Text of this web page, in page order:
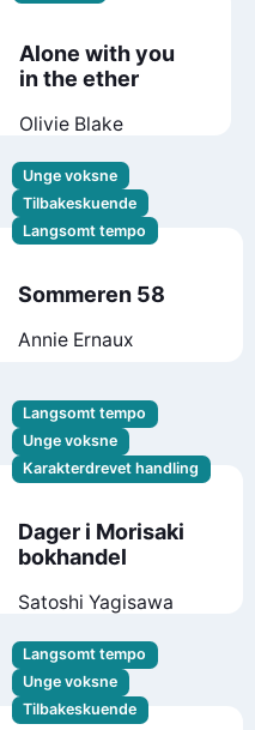
Alone with you
in the ether
Olivie Blake
Unge voksne
Tilbakeskuende
Langsomt tempo
Sommeren 58
Annie Ernaux
Langsomt tempo
Unge voksne
Karakterdrevet handling
Dager i Morisaki
bokhandel
Satoshi Yagisawa
Langsomt tempo
Unge voksne
Tilbakeskuende